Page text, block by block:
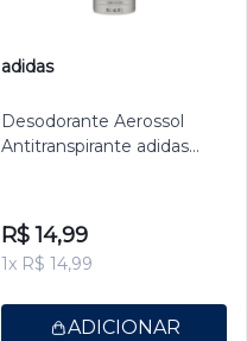
adidas
Desodorante Aerossol
Antitranspirante adidas
R$ 14,99
1x R$ 14,99
ADICIONAR